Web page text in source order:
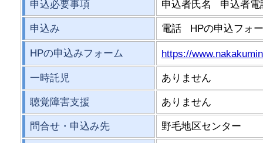
申込必要事項 申込者氏名 申込者
申込み 電話 HPの申込フォ
HPの申込みフォーム https://
一時託児 ありません
聴覚障害支援 ありません
問合せ・申込み先 野毛地区センター